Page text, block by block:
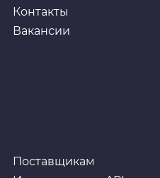
450ml (1/24)
Контакты
Вакансии
Поставщикам